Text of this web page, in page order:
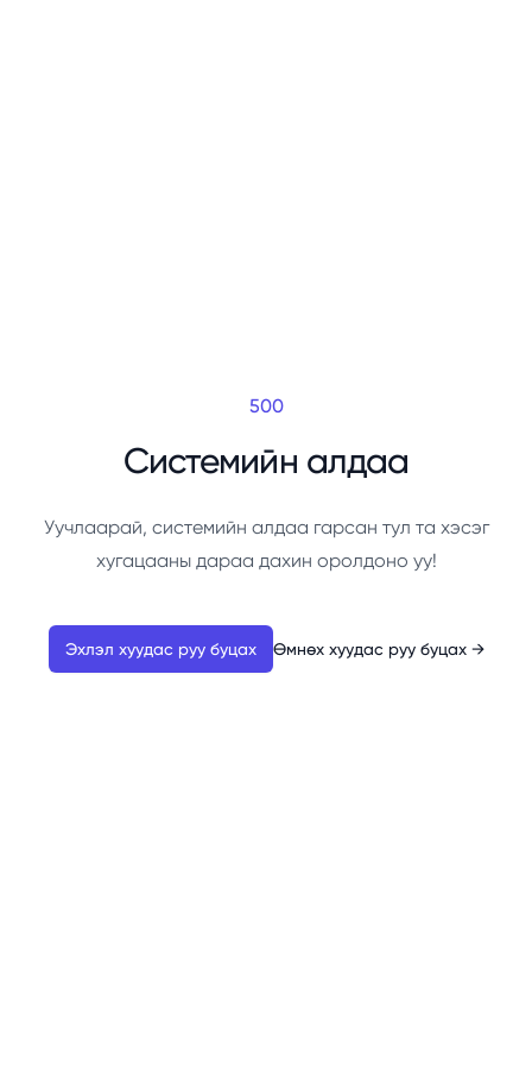
500
Системийн алдаа
Уучлаарай, системийн алдаа гарсан тул та хэсэг
хугацааны дараа дахин оролдоно уу!
Эхлэл хуудас руу буцах Өмнөх хуудас руу буцах →